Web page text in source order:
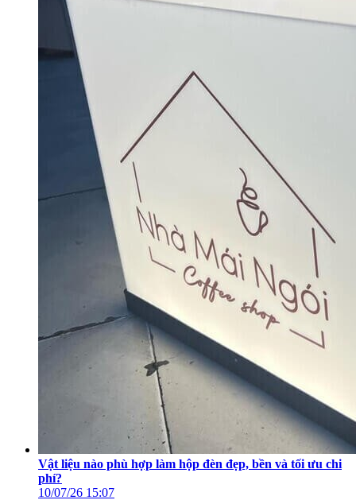
Vật liệu nào phù hợp làm hộp đèn đẹp, bền và tối ưu chi
phí?
10/07/26 15:07